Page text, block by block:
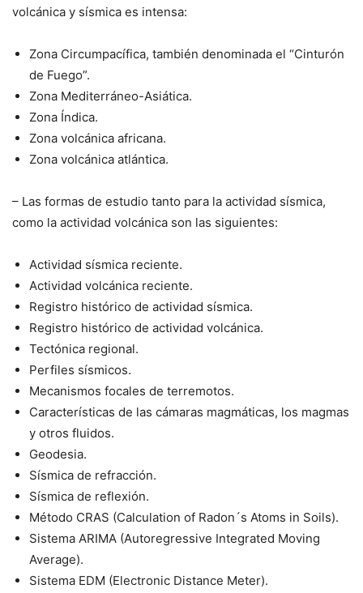
volcánica y sísmica es intensa:
Zona Circumpacífica, también denominada el “Cinturón
de Fuego”.
Zona Mediterráneo-Asiática.
Zona Índica.
Zona volcánica africana.
Zona volcánica atlántica.
– Las formas de estudio tanto para la actividad sísmica,
como la actividad volcánica son las siguientes:
Actividad sísmica reciente.
Actividad volcánica reciente.
Registro histórico de actividad sísmica.
Registro histórico de actividad volcánica.
Tectónica regional.
Perfiles sísmicos.
Mecanismos focales de terremotos.
Características de las cámaras magmáticas, los magmas
y otros fluidos.
Geodesia.
Sísmica de refracción.
Sísmica de reflexión.
Método CRAS (Calculation of Radon´s Atoms in Soils).
Sistema ARIMA (Autoregressive Integrated Moving
Average).
Sistema EDM (Electronic Distance Meter).